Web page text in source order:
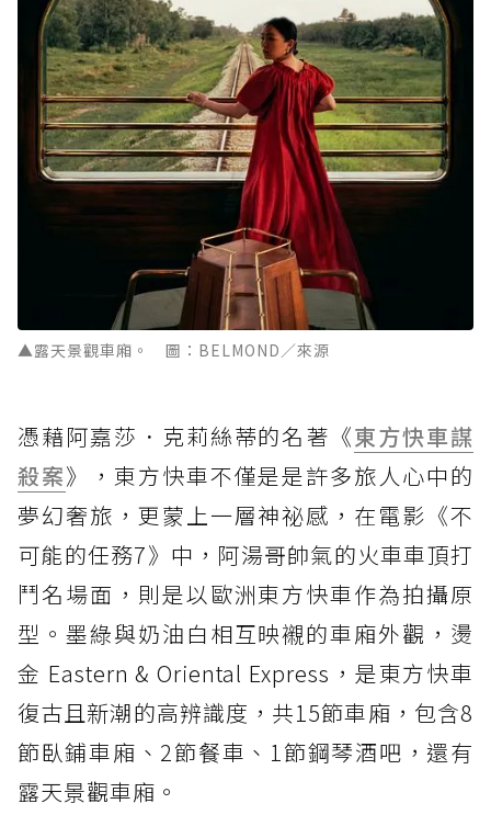
▲露天景觀車廂。 圖：BELMOND／來源
憑藉阿嘉莎．克莉絲蒂的名著《東方快車謀
殺案》，東方快車不僅是是許多旅人心中的
夢幻奢旅，更蒙上一層神祕感，在電影《不
可能的任務7》中，阿湯哥帥氣的火車車頂打
鬥名場面，則是以歐洲東方快車作為拍攝原
型。墨綠與奶油白相互映襯的車廂外觀，燙
金 Eastern & Oriental Express，是東方快車
復古且新潮的高辨識度，共15節車廂，包含8
節臥鋪車廂、2節餐車、1節鋼琴酒吧，還有
露天景觀車廂。